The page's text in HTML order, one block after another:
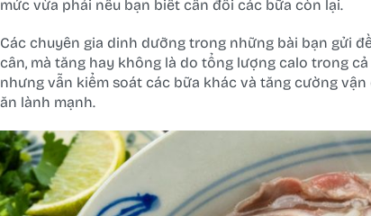
mức vừa phải nếu bạn biết cân đối các bữa còn lại.
Các chuyên gia dinh dưỡng trong những bài bạn gửi
cân, mà tăng hay không là do tổng lượng calo trong
nhưng vẫn kiểm soát các bữa khác và tăng cường
ăn lành mạnh.